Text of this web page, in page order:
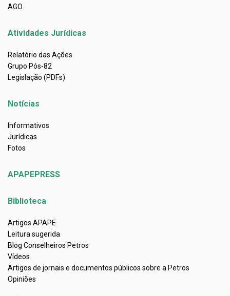
AGO
Atividades Jurídicas
Relatório das Ações
Grupo Pós-82
Legislação (PDFs)
Notícias
Informativos
Jurídicas
Fotos
APAPEPRESS
Biblioteca
Artigos APAPE
Leitura sugerida
Blog Conselheiros Petros
Vídeos
Artigos de jornais e documentos públicos sobre a Petros
Opiniões